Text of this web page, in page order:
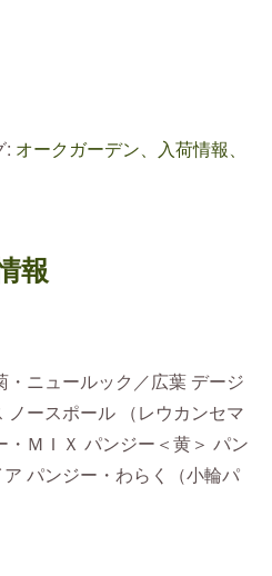
: オークガーデン、入荷情報、
報
・ニュールック／広葉 デージ
ースポール （レウカンセマ
ＭＩＸ パンジー＜黄＞ パン
パンジー・わらく（小輪パ